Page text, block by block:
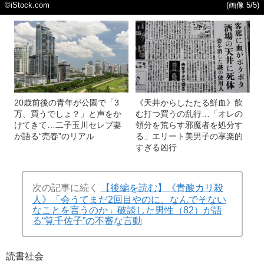
©iStock.com (画像 5/5)
20歳前後の青年が公園で「3
万、買うでしょ？」と声をか
けてきて…二子玉川セレブ妻
が語る“売春”のリアル
《天井からしたたる鮮血》飲
む打つ買うの乱行…「オレの
領分を荒らす邪魔者を処分す
る」エリート美男子の享楽的
すぎる凶行
次の記事に続く
【後編を読む】《青酸カリ殺
人》「会うてまだ2回目やのに、なんでそない
なことを言うのか」破談した男性（82）が語
る“筧千佐子”の不審な言動
読書社会